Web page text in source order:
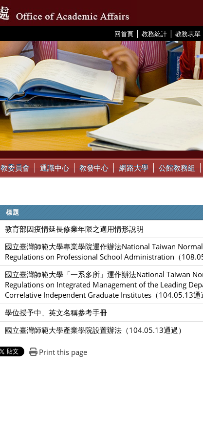
回首頁 | 教務統計 | 教務表單
委員會 通識中心 教發中心 網路大學 公館教務組
標題
教育部因疫情延長修業年限之適用情形說明
國立臺灣師範大學專業學院運作辦法National Taiwan
Regulations on Professional School Administration（
國立臺灣師範大學「一系多所」運作辦法National Taiwan
Regulations on Integrated Management of the Leading
Correlative Independent Graduate Institutes（104.05.13通
學位授予中、英文名稱參考手冊
國立臺灣師範大學產業學院設置辦法（104.05.13通過）
Print this page